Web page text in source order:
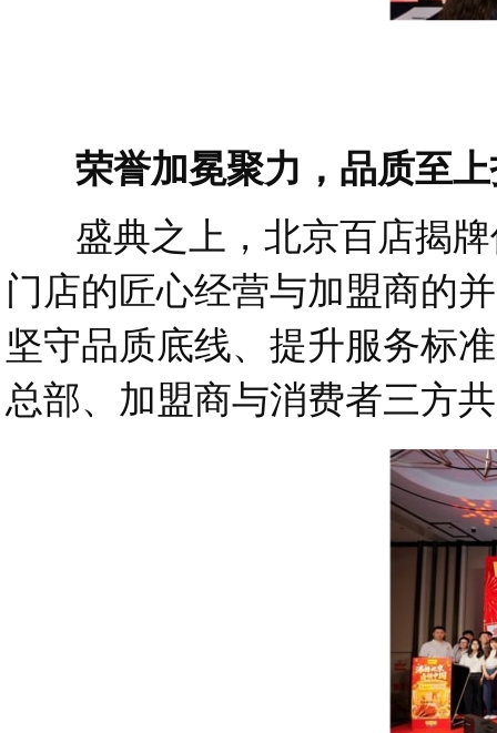
荣誉加冕聚力，品质至上
盛典之上，北京百店揭牌
门店的匠心经营与加盟商的
坚守品质底线、提升服务标
总部、加盟商与消费者三方